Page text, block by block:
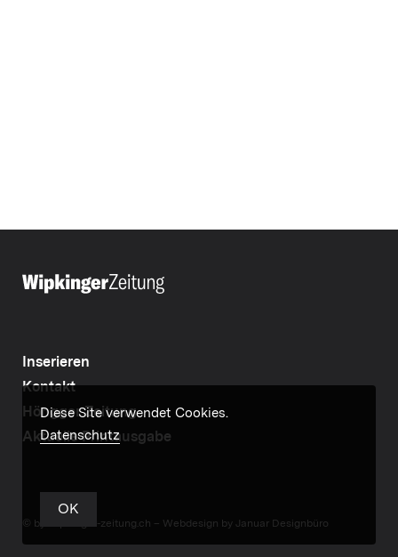
Inserieren
Kontakt
Höngger Zeitung
Aktuelle Printausgabe
© by wipkinger-zeitung.ch – Webdesign by Januar Designbüro
Diese Site verwendet Cookies.
Datenschutz
OK